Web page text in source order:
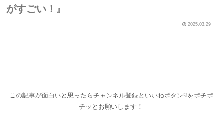
がすごい！』
2025.03.29
この記事が面白いと思ったらチャンネル登録といいねボタン☟をポチポ
チッとお願いします！